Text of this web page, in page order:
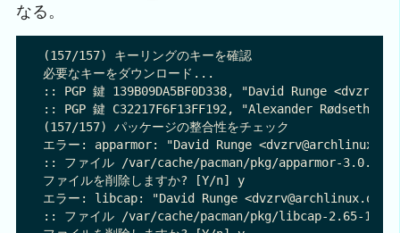
なる。
(157/157) キーリングのキーを確認
必要なキーをダウンロード...
:: PGP 鍵 139B09DA5BF0D338, "David Runge
:: PGP 鍵 C32217F6F13FF192, "Alexander Rødseth
(157/157) パッケージの整合性をチェック
エラー: apparmor: "David Runge
:: ファイル /var/cache/pacman/pkg/apparmor-3.0.6-1-
ファイルを削除しますか? [Y/n] y
エラー: libcap: "David Runge <dvzrv@archlinux.org>"
:: ファイル /var/cache/pacman/pkg/libcap-2.65-1-